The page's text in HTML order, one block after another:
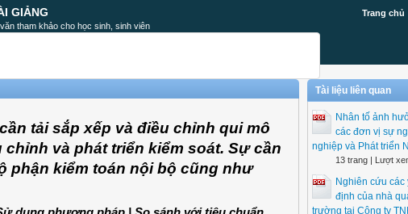
Trang chủ
GIẢNG
tham khảo cho học sinh, sinh viên
tải sắp xếp và điều chỉnh qui mô
và phát triển kiểm soát. Sự cần
phận kiểm toán nội bộ cũng như
Tài liệu liên quan
Nhân tố ảnh
các đơn vị sự
nghiệp và Phát triển
13 trang | Lượt
Nghiên cứu
định của nhà
trường tại Công ty